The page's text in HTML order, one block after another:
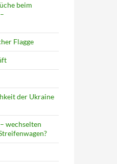
beim
Flagge
der Ukraine
wechselten